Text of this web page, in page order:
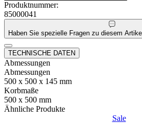
Produktnummer:
85000041
Haben Sie spezielle Fragen zu diesem
TECHNISCHE DATEN
Abmessungen
Abmessungen
500 x 500 x 145 mm
Korbmaße
500 x 500 mm
Ähnliche Produkte
Sale